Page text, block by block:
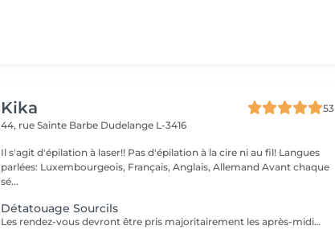
Kika
53
44, rue Sainte Barbe Dudelange L-3416
Il s'agit d'épilation à laser!! Pas d'épilation à la cire ni au fil! Langues
parlées: Luxembourgeois, Français, Anglais, Allemand Avant chaque
sé...
Détatouage Sourcils
Les rendez-vous devront être pris majoritairement les après-midis. Les rendez-vous se feront donc par appel téléphonique ou sms Merci